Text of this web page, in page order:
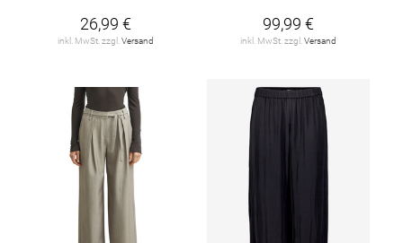
26,99 €
inkl. MwSt. zzgl. Versand
99,99 €
inkl. MwSt. zzgl. Versand